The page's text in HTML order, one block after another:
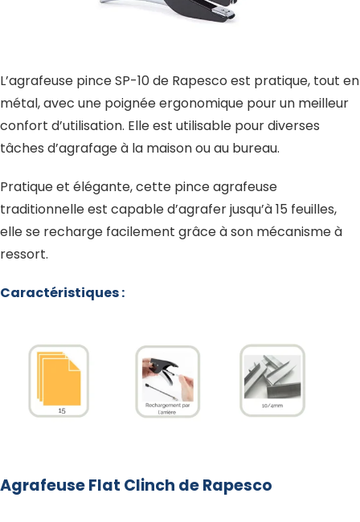
L’agrafeuse pince SP-10 de Rapesco est pratique, tout en
métal, avec une poignée ergonomique pour un meilleur
confort d’utilisation. Elle est utilisable pour diverses
tâches d’agrafage à la maison ou au bureau.
Pratique et élégante, cette pince agrafeuse
traditionnelle est capable d’agrafer jusqu’à 15 feuilles,
elle se recharge facilement grâce à son mécanisme à
ressort.
Caractéristiques :
Agrafeuse Flat Clinch de Rapesco